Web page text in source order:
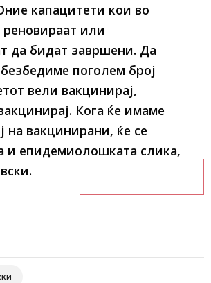
капацитети кои во
или
да бидат завршени. Да
поголем број
вели вакцинирај,
Кога ќе имаме
на вакцинирани, ќе се
и епидемиолошката слика,